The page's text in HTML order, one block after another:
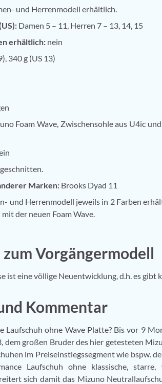
und Herrenmodell erhältlich.
Damen 5 – 11, Herren 7 – 13, 14, 15
erhältlich: nein
340 g (US 13)
Foam Wave, Zwischensohle aus U4ic
Marken: Brooks Dyad 11
und Herrenmodell jeweils in 2 Farben
der neuen Foam Wave.
Vorgängermodell
ist eine völlige Neuentwicklung, d.h. es gibt
Kommentar
Laufschuh ohne Wave Platte? Bis vor 9
dem großen Bruder des hier getesteten
im Preiseinstiegssegment wie bspw.
Laufschuh ohne klassische,
sich damit das Mizuno